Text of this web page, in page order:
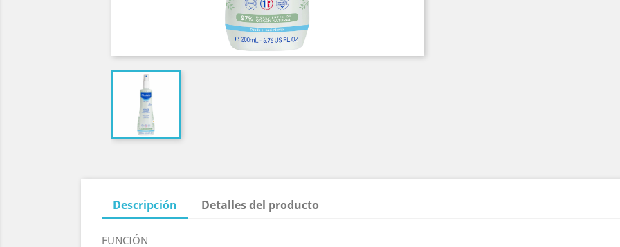
Descripción Detalles del producto
FUNCIÓN